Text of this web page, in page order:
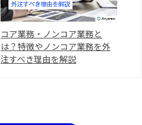
コア業務・ノンコア業務と
は？特徴やノンコア業務を外
注すべき理由を解説